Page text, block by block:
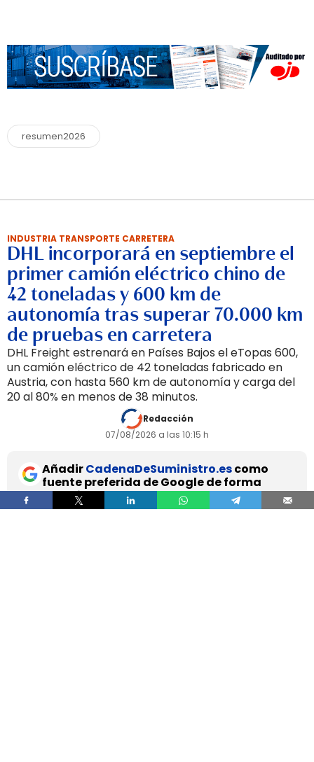
resumen2026
INDUSTRIA TRANSPORTE CARRETERA
DHL incorporará en septiembre el
primer camión eléctrico chino de
42 toneladas y 600 km de
autonomía tras superar 70.000 km
de pruebas en carretera
DHL Freight estrenará en Países Bajos el eTopas 600,
un camión eléctrico de 42 toneladas fabricado en
Austria, con hasta 560 km de autonomía y carga del
20 al 80% en menos de 38 minutos.
Redacción
07/08/2026 a las 10:15 h
AñadirCadenaDeSuministro.escomo
fuente preferida de Google de forma
gratuita.
Mantente informado con las últimas noticias de